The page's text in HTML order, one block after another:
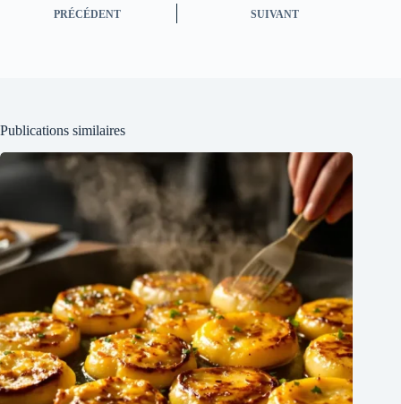
PRÉCÉDENT SUIVANT
Publications similaires